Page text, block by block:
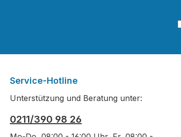
Service-Hotline
Unterstützung und Beratung unter:
0211/390 98 26